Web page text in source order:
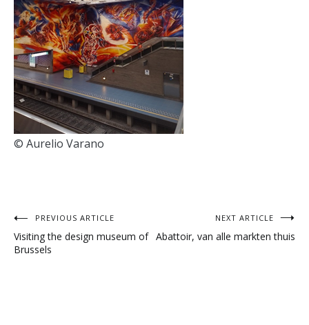
© Aurelio Varano
Post
navigation
PREVIOUS ARTICLE
Visiting the design museum of
Brussels
NEXT ARTICLE
Abattoir, van alle markten thuis